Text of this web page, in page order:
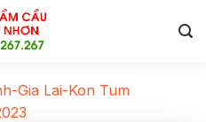
Gia Lai-Kon Tum